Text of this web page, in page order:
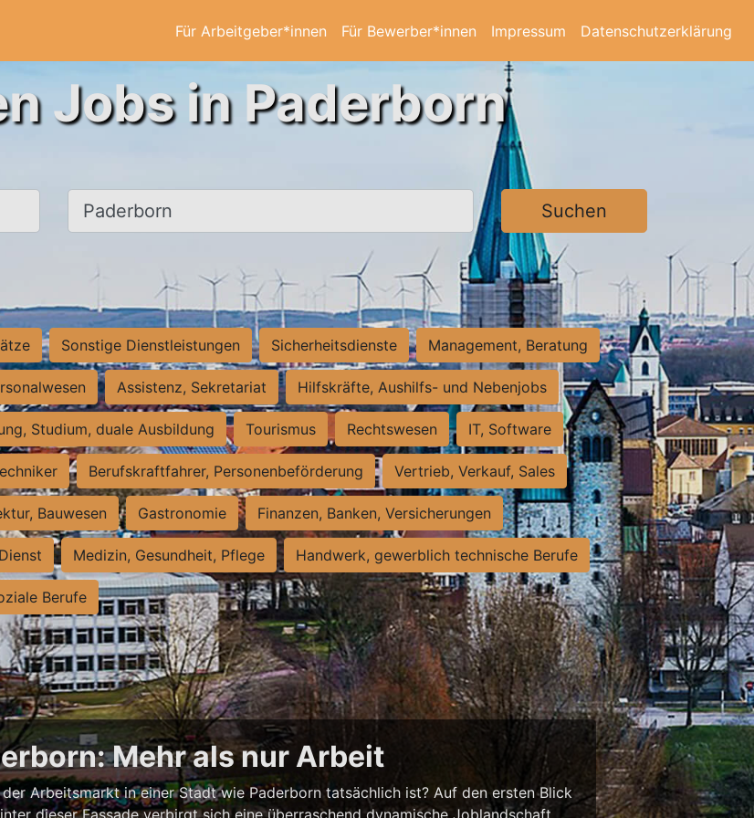
Für Arbeitgeber*innen Für Bewerber*innen Impressum Datenschutzerklärung
Jobs in Paderborn
Ort, Stadt Suchen
Sonstige Dienstleistungen Sicherheitsdienste Management, Beratung
Assistenz, Sekretariat Hilfskräfte, Aushilfs- und Nebenjobs
Studium, duale Ausbildung Tourismus Rechtswesen IT, Software
Berufskraftfahrer, Personenbeförderung Vertrieb, Verkauf, Sales
Bauwesen Gastronomie Finanzen, Banken, Versicherungen
Medizin, Gesundheit, Pflege Handwerk, gewerblich technische Berufe
Berufe
Mehr als nur Arbeit
Arbeitsmarkt in einer Stadt wie Paderborn tatsächlich ist? Auf den ersten Blick